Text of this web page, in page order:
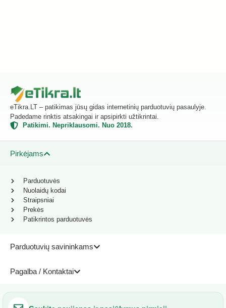
eTikra.LT – patikimas jūsų gidas internetinių parduotuvių pasaulyje.
Padedame rinktis atsakingai ir apsipirkti užtikrintai.
Patikimi. Nepriklausomi. Nuo 2018.
Pirkėjams
Parduotuvių savininkams
Pagalba / Kontaktai
Parduotuvės
Nuolaidų kodai
Straipsniai
Prekės
Patikrintos parduotuvės